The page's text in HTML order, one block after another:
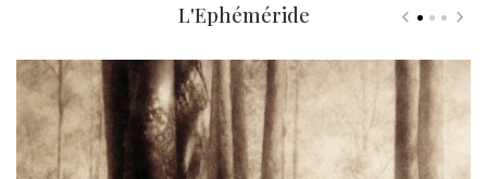
L'Ephéméride